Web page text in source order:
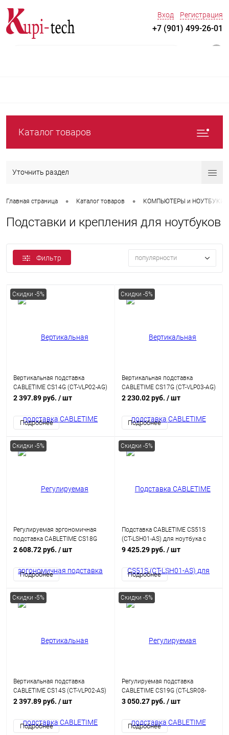
Вход Регистрация
+7 (901) 499-26-01
Каталог товаров
Уточнить раздел
Главная страница • Каталог товаров • КОМПЬЮТЕРЫ и НОУТБУКИ
Подставки и крепления для ноутбуков
Фильтр популярности
Скидки -5%
Вертикальная подставка
CABLETIME CS14G (CT-VLP02-AG)
для ноутбука, серый
2 397.89 руб. / шт
Подробнее
Скидки -5%
Вертикальная подставка
CABLETIME CS17G (CT-VLP03-AG)
для ноутбука Gravity
2 230.02 руб. / шт
Подробнее
Скидки -5%
Регулируемая эргономичная
подставка CABLETIME CS18G
(CT-LS08-AG) – складная,
2 608.72 руб. / шт
Подробнее
Скидки -5%
Подставка CABLETIME CS51S
(CT-LSH01-AS) для ноутбука с
вращением на 360° и
9 425.29 руб. / шт
Подробнее
Скидки -5%
Вертикальная подставка
CABLETIME CS14S (CT-VLP02-AS)
для ноутбука, серебристый
2 397.89 руб. / шт
Подробнее
Скидки -5%
Регулируемая подставка
CABLETIME CS19G (CT-LSR08-
AG) для ноутбука с вращением
3 050.27 руб. / шт
Подробнее